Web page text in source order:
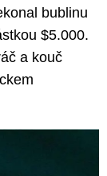
bublinu
$5.000.
a kouč